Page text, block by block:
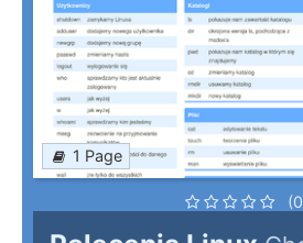
1 Page